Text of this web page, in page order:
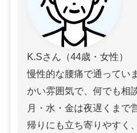
K.Sさん（44歳・女性）
慢性的な腰痛で通ってい
かい雰囲気で、何でも相
月・水・金は夜遅くまで
帰りにも立ち寄りやすく